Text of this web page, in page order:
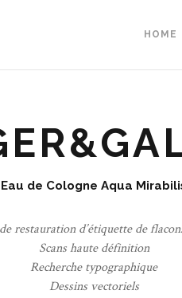
HOME
Eau de Cologne Aqua
restauration d’étiquette de
Scans haute définition
Recherche typographique
Dessins vectoriels